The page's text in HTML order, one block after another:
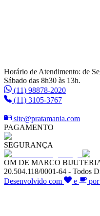
Horário de Atendimento: de
Sábado das 8h30 às 13h.
(11) 98878-2020
(11) 3105-3767
site@pratamania.com
PAGAMENTO
SEGURANÇA
OM DE MARCO
20.504.118/0001-64 - Todos
Desenvolvido com
e